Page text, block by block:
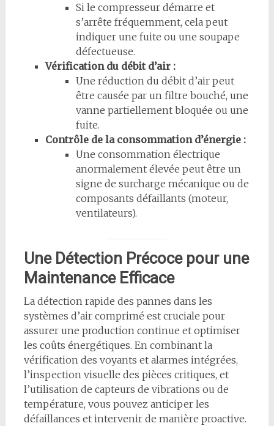
Si le compresseur démarre et
s’arrête fréquemment, cela peut
indiquer une fuite ou une soupape
défectueuse.
Vérification du débit d’air :
Une réduction du débit d’air peut
être causée par un filtre bouché, une
vanne partiellement bloquée ou une
fuite.
Contrôle de la consommation d’énergie :
Une consommation électrique
anormalement élevée peut être un
signe de surcharge mécanique ou de
composants défaillants (moteur,
ventilateurs).
Une Détection Précoce pour une
Maintenance Efficace
La détection rapide des pannes dans les
systèmes d’air comprimé est cruciale pour
assurer une production continue et optimiser
les coûts énergétiques. En combinant la
vérification des voyants et alarmes intégrées,
l’inspection visuelle des pièces critiques, et
l’utilisation de capteurs de vibrations ou de
température, vous pouvez anticiper les
défaillances et intervenir de manière proactive.